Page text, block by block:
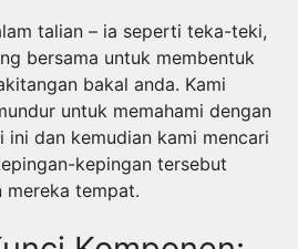
talian – ia seperti teka-teki,
bersama untuk membentuk
bakal anda. Kami
untuk memahami dengan
ini dan kemudian kami mencari
kepingan tersebut
mereka tempat.